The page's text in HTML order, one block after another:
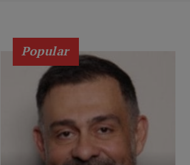
Popular